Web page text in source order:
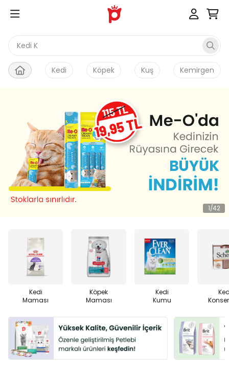
Kedi Kumu
Kedi Köpek Kuş Kemirgen
1/42
Kedi
Maması
Köpek
Maması
Kedi
Kumu